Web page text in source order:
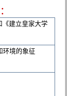
《建立皇家大学
环境的象征